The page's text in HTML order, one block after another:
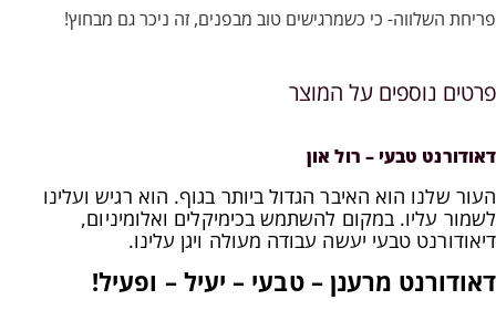
פריחת השלווה- כי כשמרגישים טוב מבפנים, זה ניכר גם מבחוץ!
פרטים נוספים על המוצר
דאודורנט טבעי – רול און
העור שלנו הוא האיבר הגדול ביותר בגוף. הוא רגיש ועלינו
לשמור עליו. במקום להשתמש בכימיקלים ואלומיניום,
דיאודורנט טבעי יעשה עבודה מעולה ויגן עלינו.
דאודורנט מרענן – טבעי – יעיל – ופעיל!